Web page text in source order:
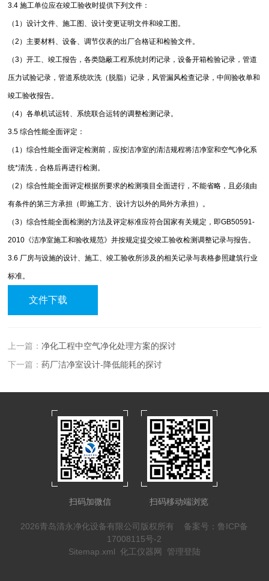
3.4 施工单位应在竣工验收时提供下列文件：
（1）设计文件、施工图、设计变更证明文件和竣工图。
（2）主要材料、设备、调节仪表的出厂合格证和检验文件。
（3）开工、竣工报告，各类隐蔽工程系统封闭记录，设备开箱检验记录，管道
压力试验记录，管道系统吹洗（脱脂）记录，风管漏风检查记录，中间验收单和
竣工验收报告。
（4）各单机试运转、系统联合运转的调整检测记录。
3.5 综合性能全面评定：
（1）综合性能全面评定检测前，应按洁净室的清洁规程将洁净室和空气净化系
统*清洗，合格后再进行检测。
（2）综合性能全面评定根据所要求的检测项目全面进行，不能省略，且必须由
有条件的第三方承担（即施工方、设计方以外的局外方承担）。
（3）综合性能全面检测的方法及评定标准应符合国家有关规定，即GB50591-
2010《洁净室施工和验收规范》并按规定提交竣工验收检测调整记录与报告。
3.6 厂房与设施的设计、施工、竣工验收所涉及的相关记录与表格参照建筑行业
标准。
文件下载
上一篇：净化工程中空气净化处理方案的探讨
下一篇：药厂洁净室设计-降低能耗的探讨
扫码加微信 扫码移动端浏览
2026青岛清永净化设备有限公司版权所有 备案号：鲁ICP备
17008115号-2
Sitemap.xml 化工仪器网 管理登陆